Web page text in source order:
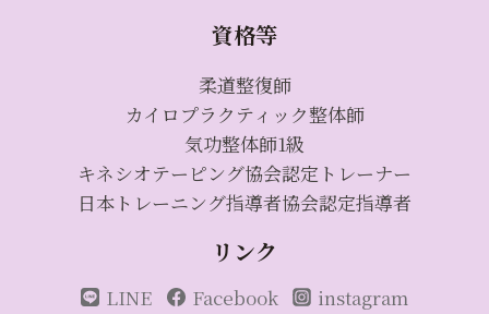
資格等
柔道整復師
カイロプラクティック整体師
気功整体師1級
キネシオテーピング協会認定トレーナー
日本トレーニング指導者協会認定指導者
リンク
LINE Facebook instagram